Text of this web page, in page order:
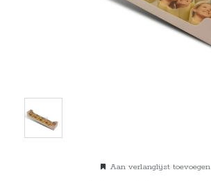
Aan verlanglijst toevoegen